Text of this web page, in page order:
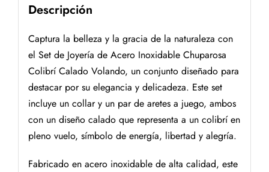
Descripción
Captura la belleza y la gracia de la naturaleza con
el Set de Joyería de Acero Inoxidable Chuparosa
Colibrí Calado Volando, un conjunto diseñado para
destacar por su elegancia y delicadeza. Este set
incluye un collar y un par de aretes a juego, ambos
con un diseño calado que representa a un colibrí en
pleno vuelo, símbolo de energía, libertad y alegría.
Fabricado en acero inoxidable de alta calidad, este